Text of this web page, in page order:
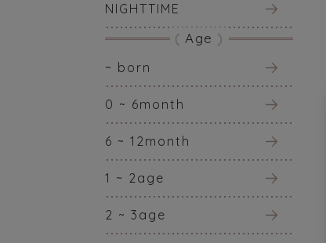
NIGHTTIME
Age
~ born
0 ~ 6month
6 ~ 12month
1 ~ 2age
2 ~ 3age